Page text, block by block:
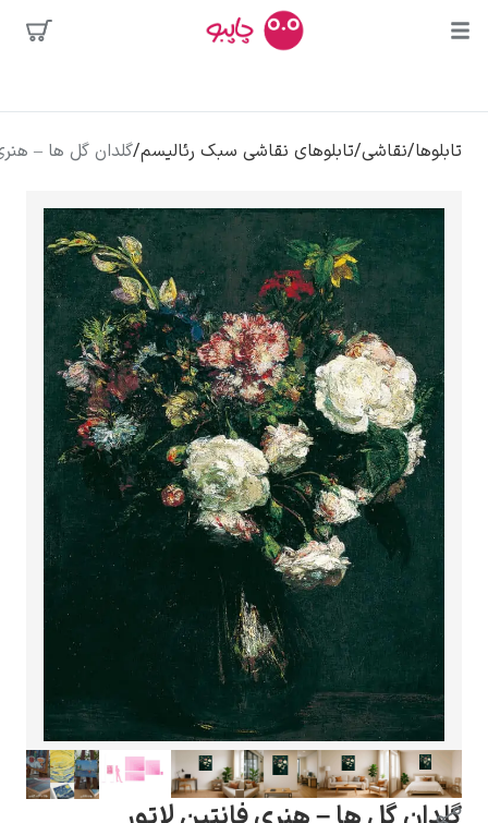
محبوب‌ترین
هنرمندان
کلود مونه
ونسان ون گوگ
گوستاو کلیمت
ادوارد مونک
/تابلوهای نقاشی سبک رئالیسم /گلدان گل ها – هنری فانتین لاتور